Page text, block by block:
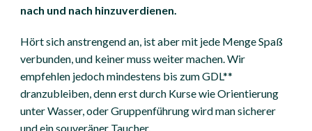
nach und nach hinzuverdienen.
Hört sich anstrengend an, ist aber mit jede Menge Spaß
verbunden, und keiner muss weiter machen. Wir
empfehlen jedoch mindestens bis zum GDL**
dranzubleiben, denn erst durch Kurse wie Orientierung
unter Wasser, oder Gruppenführung wird man sicherer
und ein souveräner Taucher.